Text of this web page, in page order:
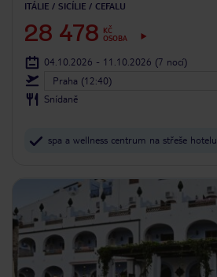
ITÁLIE SICÍLIE CEFALU
28 478
KČ
OSOBA
04.10.2026 - 11.10.2026 (7 nocí)
Praha (12:40)
Snídaně
spa a wellness centrum na střeše hotelu